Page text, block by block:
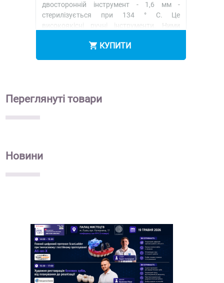
двосторонній інструмент - 1,6 мм -
стерилізується при 134 ° C. Це
високоякісні ручні інструменти. Ними
КУПИТИ
Переглянутітовари
Новини